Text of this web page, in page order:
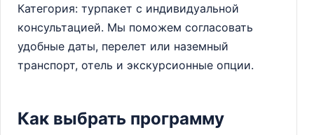
Категория: турпакет с индивидуальной
консультацией. Мы поможем согласовать
удобные даты, перелет или наземный
транспорт, отель и экскурсионные опции.
Как выбрать программу